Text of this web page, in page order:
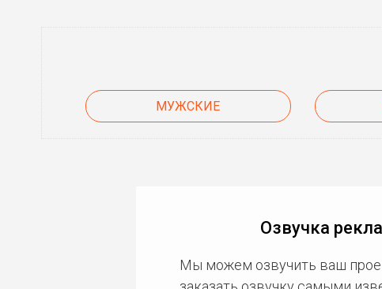
МУЖСКИЕ
Озвучка
Мы можем озвучить ваш